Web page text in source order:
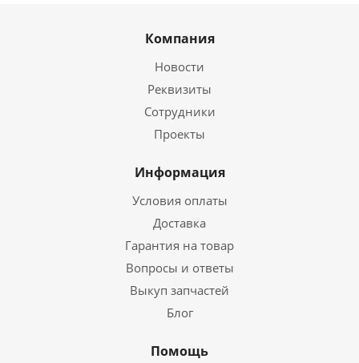
Компания
Новости
Реквизиты
Сотрудники
Проекты
Информация
Условия оплаты
Доставка
Гарантия на товар
Вопросы и ответы
Выкуп запчастей
Блог
Помощь